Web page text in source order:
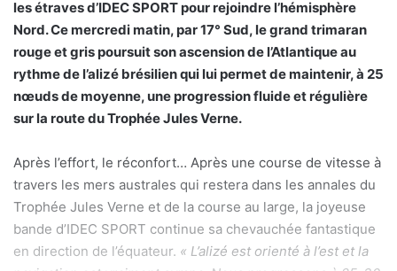
les étraves d’IDEC SPORT pour rejoindre l’hémisphère
Nord. Ce mercredi matin, par 17° Sud, le grand trimaran
rouge et gris poursuit son ascension de l’Atlantique au
rythme de l’alizé brésilien qui lui permet de maintenir, à 25
nœuds de moyenne, une progression fluide et régulière
sur la route du Trophée Jules Verne.
Après l’effort, le réconfort… Après une course de vitesse à
travers les mers australes qui restera dans les annales du
Trophée Jules Verne et de la course au large, la joyeuse
bande d’IDEC SPORT continue sa chevauchée fantastique
en direction de l’équateur. « L’alizé est orienté à l’est et la